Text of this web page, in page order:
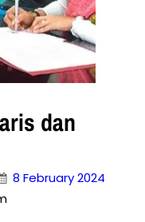
dan
8 February 2024